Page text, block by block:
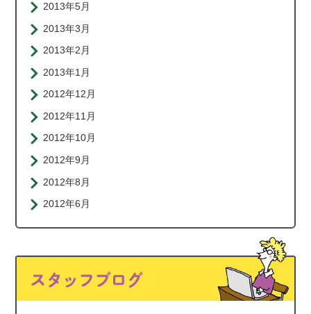
2013年5月
2013年3月
2013年2月
2013年1月
2012年12月
2012年11月
2012年10月
2012年9月
2012年8月
2012年6月